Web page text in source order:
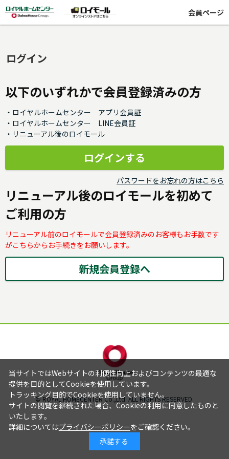
会員ページ
ログイン
以下のいずれかで会員登録済みの方
・ロイヤルホームセンター アプリ会員証
・ロイヤルホームセンター LINE会員証
・リニューアル後のロイモール
パスワードをお忘れの方はこちら
リニューアル後のロイモールを初めて
ご利用の方
リニューアル前のロイモールで会員登録済みのお客様もお手数です
がこちらからお手続きをお願いします。
© ROYAL HOMECENTER Co.,Ltd. ALL RIGHTS RESERVED.
当サイトではWebサイトの利便性向上およびコンテンツの最適な
提供を目的としてCookieを使用しています。
トラッキング目的でCookieを使用していません。
サイトの閲覧を継続された場合、Cookieの利用に同意したものと
いたします。
詳細についてはプライバシーポリシーをご確認ください。
承諾する